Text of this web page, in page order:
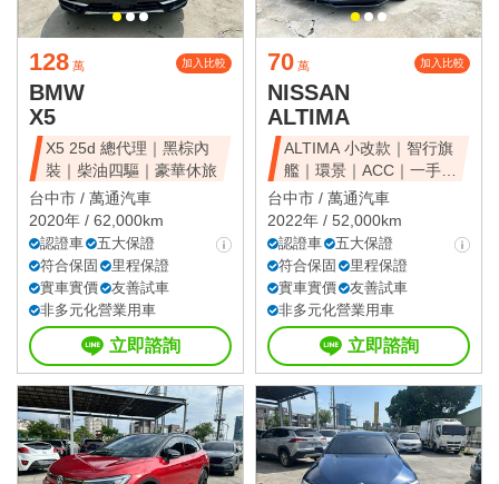
128 萬 加入比較
BMW
X5
X5 25d 總代理｜黑棕內
裝｜柴油四驅｜豪華休旅
台中市 / 萬通汽車
2020年 / 62,000km
認證車
五大保證
符合保固
里程保證
實車實價
友善試車
非多元化營業用車
立即諮詢
70 萬 加入比較
NISSAN
ALTIMA
ALTIMA 小改款｜智行旗
艦｜環景｜ACC｜一手美
車
台中市 / 萬通汽車
2022年 / 52,000km
認證車
五大保證
符合保固
里程保證
實車實價
友善試車
非多元化營業用車
立即諮詢